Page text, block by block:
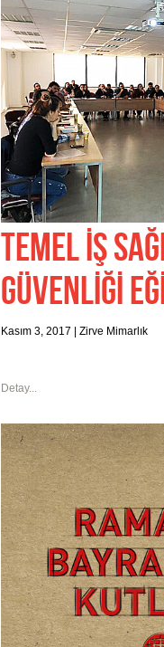
TEMEL İŞ
GÜVENLİĞİ
Kasım 3, 2017 Zirve Mimarlık
Detay...